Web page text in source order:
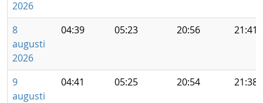
2026
8
augusti
2026
04:39 05:23 20:56 21:41
9
augusti
04:41 05:25 20:54 21:38